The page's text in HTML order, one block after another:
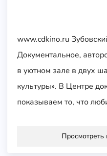
www.cdkino.ru
Документальное,
в уютном зале в двух
культуры». В Центре
показываем то, что
Просмотреть